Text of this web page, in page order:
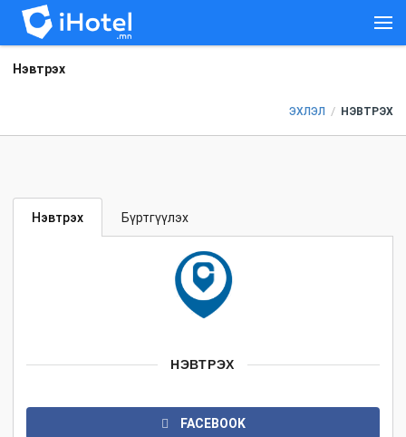
Нэвтрэх
ЭХЛЭЛ / НЭВТРЭХ
Нэвтрэх Бүртгүүлэх
НЭВТРЭХ
FACEBOOK